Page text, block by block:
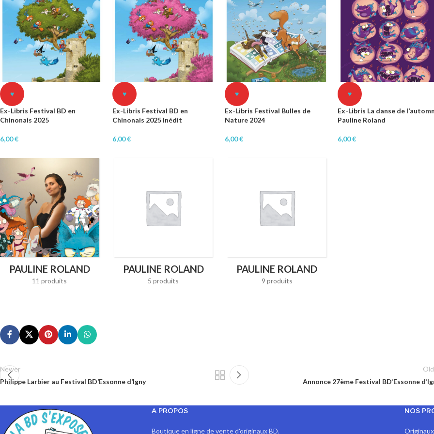
♥
Ex-Libris Festival BD en
Chinonais 2025
6,00€
♥
Ex-Libris Festival BD en
Chinonais 2025 Inédit
6,00€
♥
Ex-Libris Festival Bulles de
Nature 2024
6,00€
♥
Ex-Libris La danse de
Pauline Roland
6,00€
PAULINE ROLAND
11 produits
PAULINE ROLAND
5 produits
PAULINE ROLAND
9 produits
Newer
Philippe Larbier au Festival BD’Essonne d’Igny
Annonce 27ème Festival BD’Essonne
A PROPOS
Boutique en ligne de vente d'originaux BD.
NOS